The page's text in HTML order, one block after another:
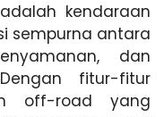
kendaraan
sempurna antara
dan
fitur-fitur
off-road yang